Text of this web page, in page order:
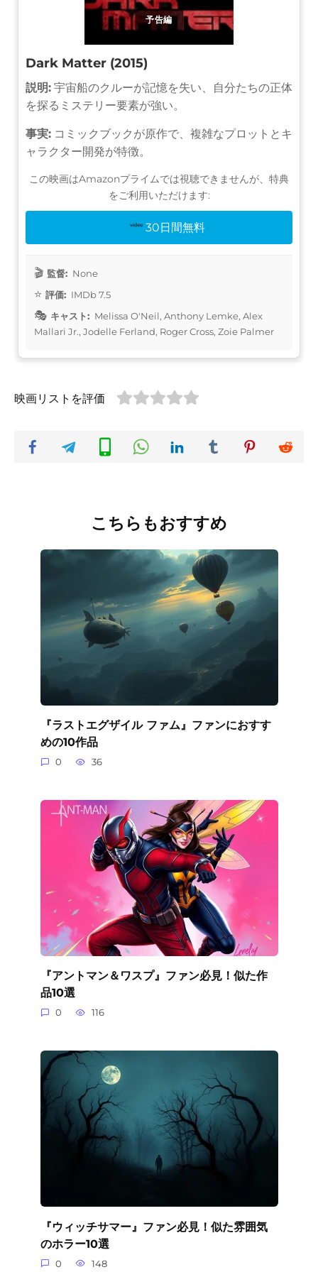
予告編
Dark Matter (2015)
説明: 宇宙船のクルーが記憶を失い、自分たちの正体
を探るミステリー要素が強い。
事実: コミックブックが原作で、複雑なプロットとキ
ャラクター開発が特徴。
この映画はAmazonプライムでは視聴できませんが、特典
をご利用いただけます:
30日間無料
監督: None
評価: IMDb 7.5
キャスト: Melissa O'Neil, Anthony Lemke, Alex
Mallari Jr., Jodelle Ferland, Roger Cross, Zoie Palmer
映画リストを評価
こちらもおすすめ
『ラストエグザイル ファム』ファンにおすす
めの10作品
0 36
『アントマン＆ワスプ』ファン必見！似た作
品10選
0 116
『ウィッチサマー』ファン必見！似た雰囲気
のホラー10選
0 148